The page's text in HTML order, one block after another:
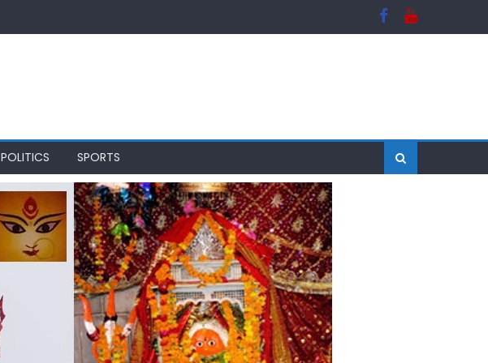
POLITICS SPORTS